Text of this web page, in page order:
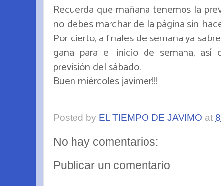
Recuerda que mañana tenemos la
no debes marchar de la página sin
Por cierto, a finales de semana ya
gana para el inicio de semana,
previsión del sábado.
Buen miércoles javimer!!!
Posted by EL TIEMPO DE JAVIMO at
No hay comentarios:
Publicar un comentario